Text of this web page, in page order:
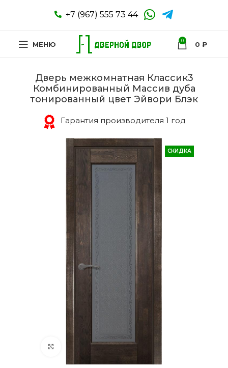
+7 (967) 555 73 44
МЕНЮ 0 0 ₽
Дверь межкомнатная Классик3
Комбинированный Массив дуба
тонированный цвет Эйвори Блэк
Гарантия производителя 1 год
СКИДКА
Нажмите, чтобы увеличить